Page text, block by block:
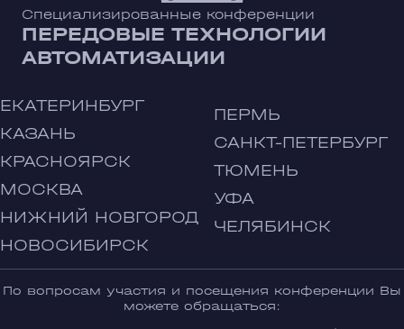
Специализированные конференции
ПЕРЕДОВЫЕ ТЕХНОЛОГИИ
АВТОМАТИЗАЦИИ
ЕКАТЕРИНБУРГ
КАЗАНЬ
КРАСНОЯРСК
МОСКВА
НИЖНИЙ НОВГОРОД
НОВОСИБИРСК
ПЕРМЬ
САНКТ-ПЕТЕРБУРГ
ТЮМЕНЬ
УФА
ЧЕЛЯБИНСК
По вопросам участия и посещения конференции Вы
можете обращаться: